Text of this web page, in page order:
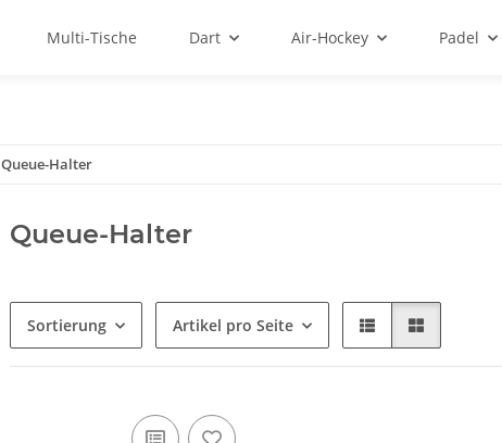
Multi-Tische Dart Air-Hockey Padel
Queue-Halter
Queue-Halter
Sortierung Artikel pro Seite